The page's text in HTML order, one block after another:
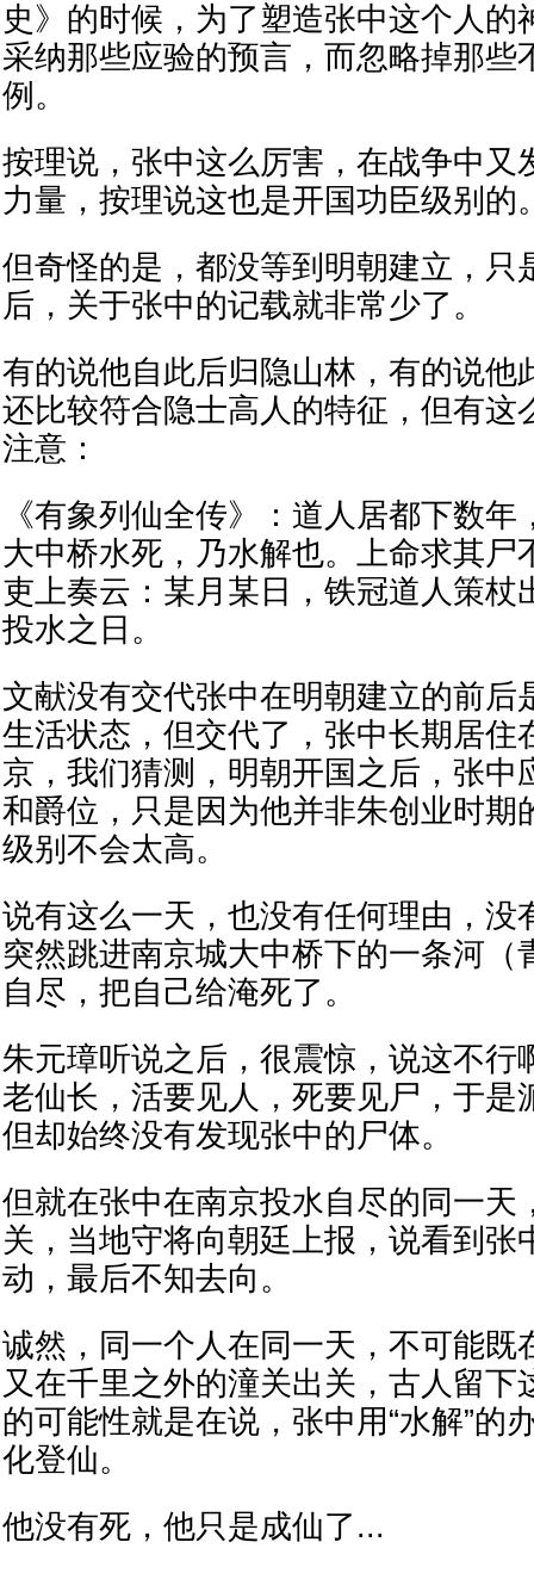
史》的时候，为了塑造张中这个人的
采纳那些应验的预言，而忽略掉那些
例。
按理说，张中这么厉害，在战争中又
力量，按理说这也是开国功臣级别的
但奇怪的是，都没等到明朝建立，只
后，关于张中的记载就非常少了。
有的说他自此后归隐山林，有的说他
还比较符合隐士高人的特征，但有这
注意：
《有象列仙全传》：道人居都下数
大中桥水死，乃水解也。上命求其尸
吏上奏云：某月某日，铁冠道人策杖
投水之日。
文献没有交代张中在明朝建立的前后
生活状态，但交代了，张中长期居住
京，我们猜测，明朝开国之后，张中
和爵位，只是因为他并非朱创业时期
级别不会太高。
说有这么一天，也没有任何理由，没
突然跳进南京城大中桥下的一条河（
自尽，把自己给淹死了。
朱元璋听说之后，很震惊，说这不行
老仙长，活要见人，死要见尸，于是
但却始终没有发现张中的尸体。
但就在张中在南京投水自尽的同一天
关，当地守将向朝廷上报，说看到张
动，最后不知去向。
诚然，同一个人在同一天，不可能既
又在千里之外的潼关出关，古人留下
的可能性就是在说，张中用“水解”的
化登仙。
他没有死，他只是成仙了...